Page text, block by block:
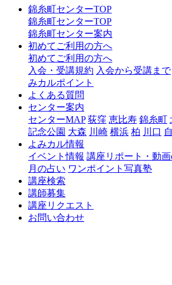
錦糸町センターTOP
錦糸町センターTOP
錦糸町センター案内
初めてご利用の方へ
初めてご利用の方へ
入会・受講規約 入会から受講まで
みカルポイント
よくある質問
センター案内
センターMAP 荻窪 恵比寿 錦糸町
記念公園 大森 川崎 横浜 柏 川口
よみカル情報
イベント情報 講座リポート・動画
月の占い ワンポイント写真塾
講座検索
講師募集
講座リクエスト
お問い合わせ